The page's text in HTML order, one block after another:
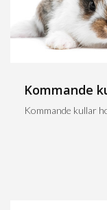
Kommande
Kommande kullar